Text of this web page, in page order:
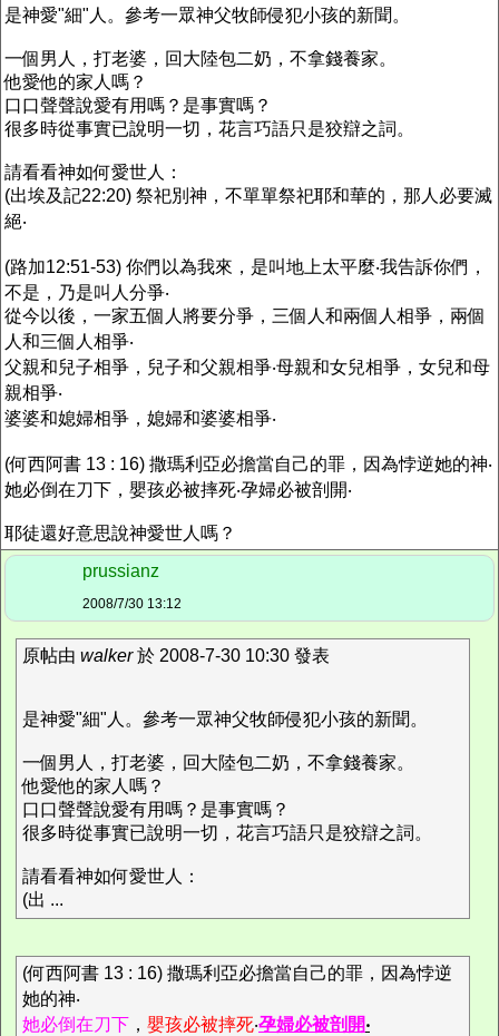
是神愛"細"人。參考一眾神父牧師侵犯小孩的新聞。
一個男人，打老婆，回大陸包二奶，不拿錢養家。
他愛他的家人嗎？
口口聲聲說愛有用嗎？是事實嗎？
很多時從事實已說明一切，花言巧語只是狡辯之詞。
請看看神如何愛世人：
(出埃及記22:20) 祭祀別神，不單單祭祀耶和華的，那人必要滅
絕‧
(路加12:51-53) 你們以為我來，是叫地上太平麼‧我告訴你們，
不是，乃是叫人分爭‧
從今以後，一家五個人將要分爭，三個人和兩個人相爭，兩個
人和三個人相爭‧
父親和兒子相爭，兒子和父親相爭‧母親和女兒相爭，女兒和母
親相爭‧
婆婆和媳婦相爭，媳婦和婆婆相爭‧
(何西阿書 13 : 16) 撒瑪利亞必擔當自己的罪，因為悖逆她的神‧
她必倒在刀下，嬰孩必被摔死‧孕婦必被剖開‧
耶徒還好意思說神愛世人嗎？
prussianz
2008/7/30 13:12
原帖由 walker於 2008-7-30 10:30 發表
是神愛"細"人。參考一眾神父牧師侵犯小孩的新聞。
一個男人，打老婆，回大陸包二奶，不拿錢養家。
他愛他的家人嗎？
口口聲聲說愛有用嗎？是事實嗎？
很多時從事實已說明一切，花言巧語只是狡辯之詞。
請看看神如何愛世人：
(出 ...
(何西阿書 13 : 16) 撒瑪利亞必擔當自己的罪，因為悖逆
她的神‧
她必倒在刀下 ， 嬰孩必被摔死‧孕婦必被剖開‧